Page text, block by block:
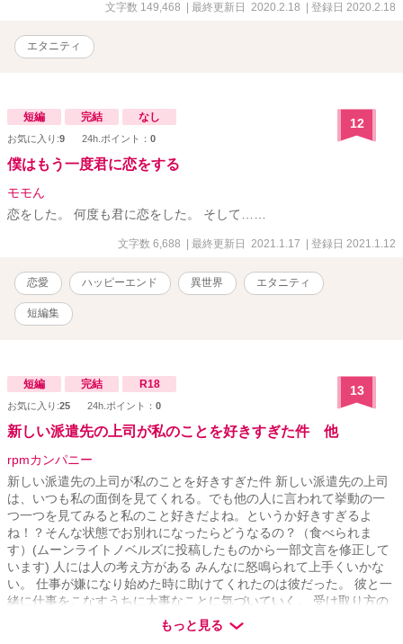
文字数 149,468 | 最終更新日 2020.2.18 | 登録日 2020.2.18
エタニティ
短編 完結 なし
お気に入り:9 24h.ポイント： 0
12
僕はもう一度君に恋をする
モモん
恋をした。 何度も君に恋をした。 そして……
文字数 6,688 | 最終更新日 2021.1.17 | 登録日 2021.1.12
恋愛 ハッピーエンド 異世界 エタニティ
短編集
短編 完結 R18
お気に入り:25 24h.ポイント： 0
13
新しい派遣先の上司が私のことを好きすぎた件 他
rpmカンパニー
新しい派遣先の上司が私のことを好きすぎた件 新しい派遣先の上司
は、いつも私の面倒を見てくれる。でも他の人に言われて挙動の一
つ一つを見てみると私のこと好きだよね。というか好きすぎるよ
ね！？そんな状態でお別れになったらどうなるの？（食べられま
す）(ムーンライトノベルズに投稿したものから一部文言を修正して
います) 人には人の考え方がある みんなに怒鳴られて上手くいかな
い。 仕事が嫌になり始めた時に助けてくれたのは彼だった。 彼と一
緒に仕事をこなすうちに大事なことに気づいていく。 受け取り方の
違い 奈美は部下に熱心に教育をしていたが、 当の部下から教育内容
を全否定される。 ショックを受けてやけ酒を煽っていた時、 昔教え
もっと見る